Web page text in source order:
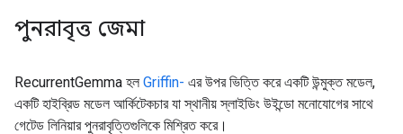
পুনরাবৃত্ত জেমা
RecurrentGemma হল Griffin- এর উপর ভিত্তি করে একটি উন্মুক্ত মডেল,
একটি হাইব্রিড মডেল আর্কিটেকচার যা স্থানীয় স্লাইডিং উইন্ডো মনোযোগের সাথে
গেটেড লিনিয়ার পুনরাবৃত্তিগুলিকে মিশ্রিত করে।